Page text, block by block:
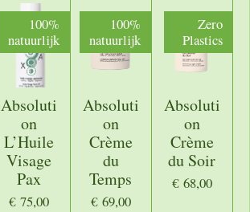
100%
natuurlijk
Absoluti
on
L’Huile
Visage
Pax
€ 75,00
100%
natuurlijk
Absoluti
on
Crème
du
Temps
€ 69,00
Zero
Plastics
Absoluti
on
Crème
du Soir
€ 68,00